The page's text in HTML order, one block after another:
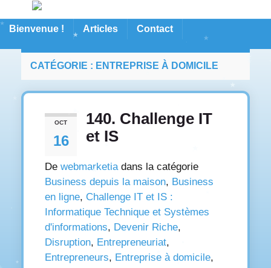
Bienvenue ! Articles Contact
CATÉGORIE : ENTREPRISE À DOMICILE
OCT
16
140. Challenge IT
et IS
De webmarketiadans la catégorie
Business depuis la maison, Business
en ligne, Challenge IT et IS :
Informatique Technique et Systèmes
d'informations, Devenir Riche,
Disruption, Entrepreneuriat,
Entrepreneurs, Entreprise à domicile,